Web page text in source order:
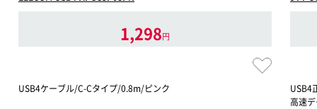
1,298円
USB4ケーブル/C-Cタイプ/0.8m/ピンク
USB4
高速